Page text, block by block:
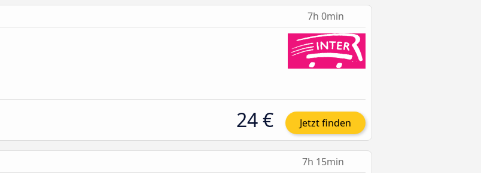
7h 0min
24 € Jetzt finden
7h 15min